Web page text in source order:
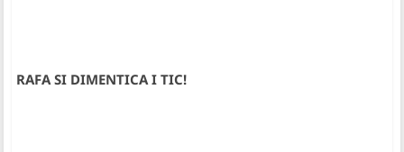
RAFA SI DIMENTICA I TIC!